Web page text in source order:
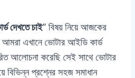
দেখতে চাই” বিষয় নিয়ে আজকের
এখানে ভোটার আইডি কার্ড
আলোচনা করেছি সেই সাথে ভোটার
বিভিন্ন প্রশ্নের সহজ সমাধান